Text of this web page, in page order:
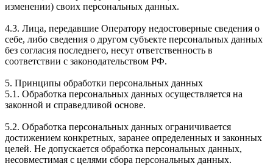
изменении) своих персональных данных.
4.3. Лица, передавшие Оператору недостоверные сведения о
себе, либо сведения о другом субъекте персональных данных
без согласия последнего, несут ответственность в
соответствии с законодательством РФ.
5. Принципы обработки персональных данных
5.1. Обработка персональных данных осуществляется на
законной и справедливой основе.
5.2. Обработка персональных данных ограничивается
достижением конкретных, заранее определенных и законных
целей. Не допускается обработка персональных данных,
несовместимая с целями сбора персональных данных.